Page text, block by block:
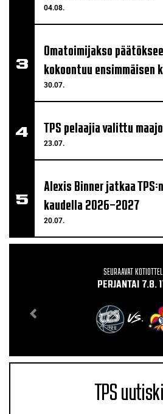
04.08.
30.07.
Omatoimijakso
kokoontuu ensimmäisen
23.07.
TPS pelaajia valittu
20.07.
Alexis Binner jatkaa
kaudella 2026–2027
SEURAAVAT
PERJANTAI 7.8.
VS.
TPS